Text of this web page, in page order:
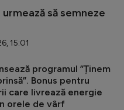
să semneze
15:01
programul ”Ținem
Bonus pentru
care livrează energie
orele de vârf